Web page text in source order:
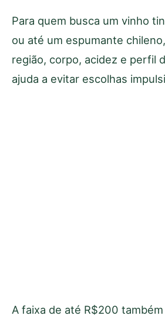
Para quem busca um vinho
ou até um espumante
região, corpo, acidez e perfil
ajuda a evitar escolhas
A faixa de até R$200